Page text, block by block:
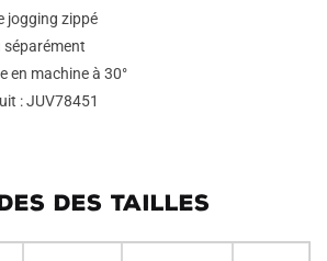
jogging zippé
séparément
en machine à 30°
: JUV78451
DES TAILLES